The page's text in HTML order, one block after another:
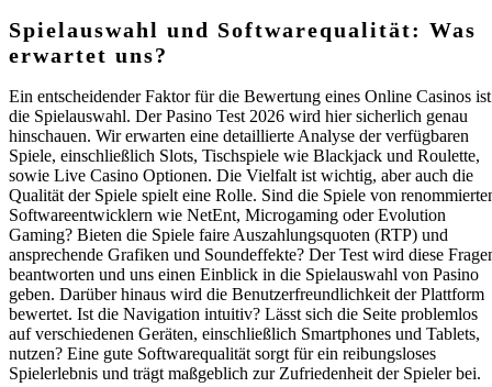
Spielauswahl und Softwarequalität: Was
erwartet uns?
Ein entscheidender Faktor für die Bewertung eines Online Casinos ist
die Spielauswahl. Der Pasino Test 2026 wird hier sicherlich genau
hinschauen. Wir erwarten eine detaillierte Analyse der verfügbaren
Spiele, einschließlich Slots, Tischspiele wie Blackjack und Roulette,
sowie Live Casino Optionen. Die Vielfalt ist wichtig, aber auch die
Qualität der Spiele spielt eine Rolle. Sind die Spiele von
Softwareentwicklern wie NetEnt, Microgaming oder Evolution
Gaming? Bieten die Spiele faire Auszahlungsquoten (RTP) und
ansprechende Grafiken und Soundeffekte? Der Test wird diese
beantworten und uns einen Einblick in die Spielauswahl von Pasino
geben. Darüber hinaus wird die Benutzerfreundlichkeit der Plattform
bewertet. Ist die Navigation intuitiv? Lässt sich die Seite problemlos
auf verschiedenen Geräten, einschließlich Smartphones und Tablets,
nutzen? Eine gute Softwarequalität sorgt für ein reibungsloses
Spielerlebnis und trägt maßgeblich zur Zufriedenheit der Spieler bei.